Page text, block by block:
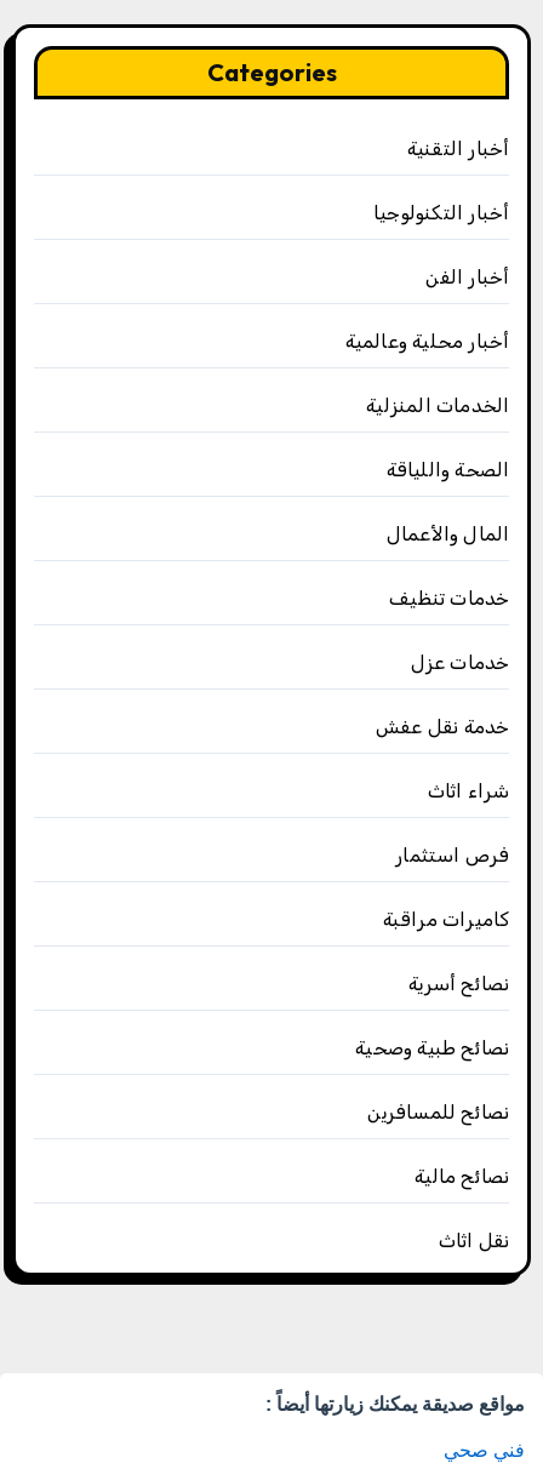
Categories
أخبار التقنية
أخبار التكنولوجيا
أخبار الفن
أخبار محلية وعالمية
الخدمات المنزلية
الصحة واللياقة
المال والأعمال
خدمات تنظيف
خدمات عزل
خدمة نقل عفش
شراء اثاث
فرص استثمار
كاميرات مراقبة
نصائح أسرية
نصائح طبية وصحية
نصائح للمسافرين
نصائح مالية
نقل اثاث
مواقع صديقة يمكنك زيارتها أيضاً :
فني صحي